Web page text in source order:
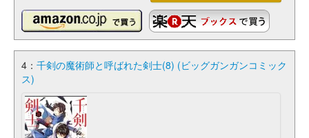
4： 千剣の魔術師と呼ばれた剣士(8) (ビッグガンガンコミック
ス)